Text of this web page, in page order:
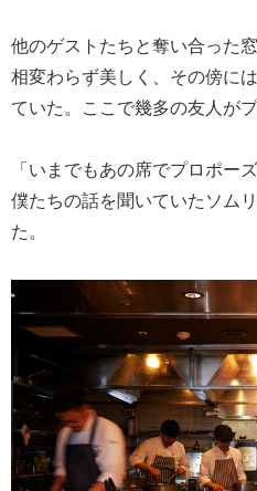
他のゲストたちと奪い合った
相変わらず美しく、その傍に
ていた。ここで幾多の友人が
「いまでもあの席でプロポー
僕たちの話を聞いていたソム
た。